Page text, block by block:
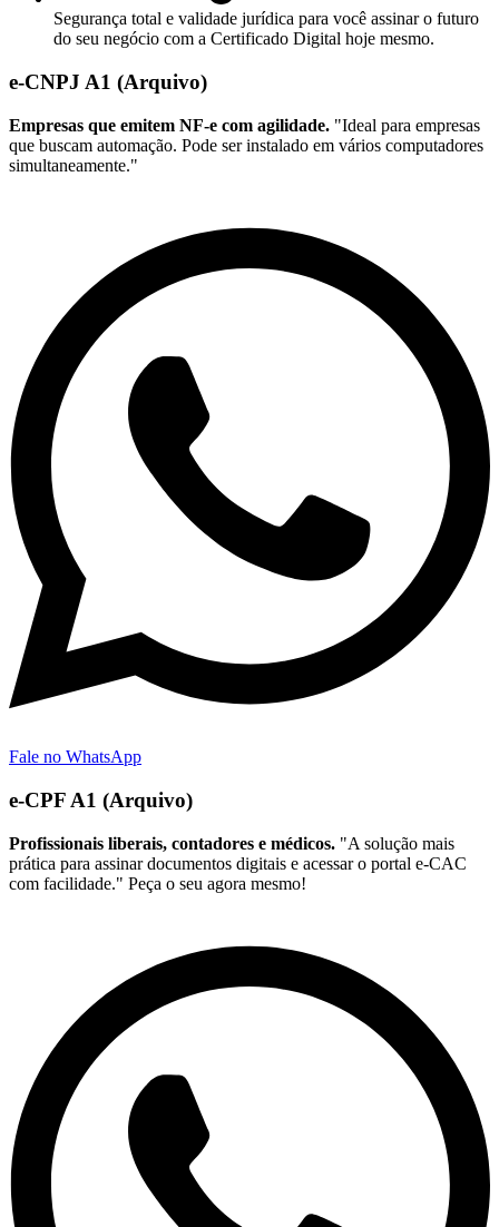
Segurança total e validade jurídica para você assinar o futuro
do seu negócio com a Certificado Digital hoje mesmo.
e-CNPJ A1 (Arquivo)
Empresas que emitem NF-e com agilidade. "Ideal para empresas
que buscam automação. Pode ser instalado em vários computadores
simultaneamente."
Fale no WhatsApp
e-CPF A1 (Arquivo)
Profissionais liberais, contadores e médicos. "A solução mais
prática para assinar documentos digitais e acessar o portal e-CAC
com facilidade." Peça o seu agora mesmo!